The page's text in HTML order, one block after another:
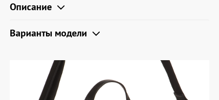
Описание
Варианты модели